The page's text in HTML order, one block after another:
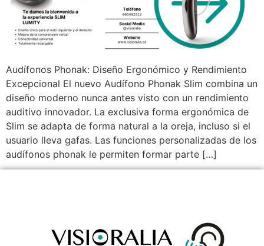
Audífonos Phonak: Diseño Ergonómico y Rendimiento
Excepcional El nuevo Audífono Phonak Slim combina un
diseño moderno nunca antes visto con un rendimiento
auditivo innovador. La exclusiva forma ergonómica de
Slim se adapta de forma natural a la oreja, incluso si el
usuario lleva gafas. Las funciones personalizadas de los
audífonos phonak le permiten formar parte […]